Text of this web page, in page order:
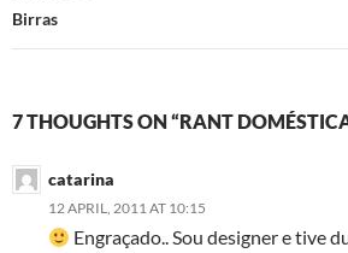
Birras
7 THOUGHTS ON “RANT
catarina
12 APRIL, 2011 AT 10:15
Engraçado.. Sou designer e tive